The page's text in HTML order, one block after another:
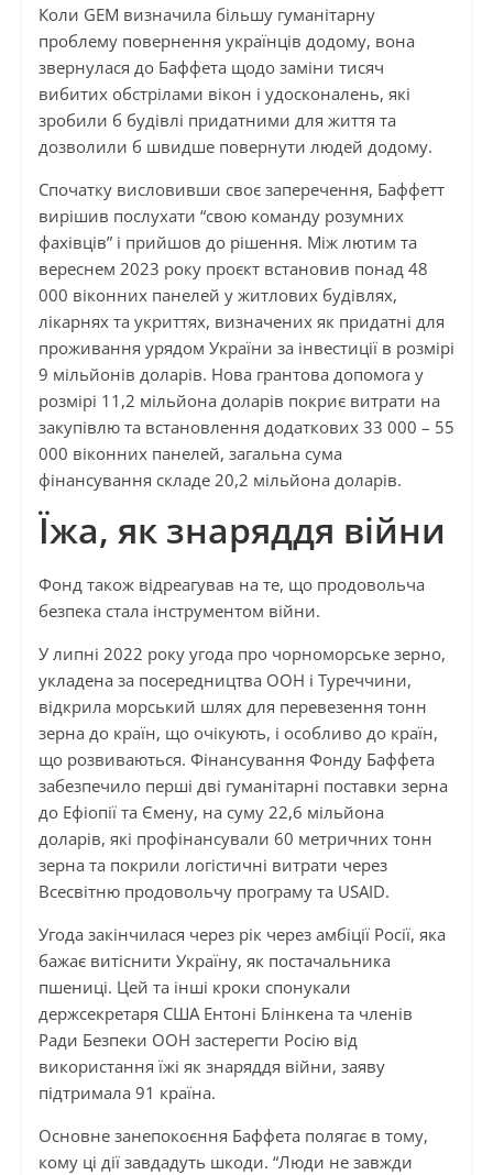
Коли GEM визначила більшу гуманітарну
проблему повернення українців додому, вона
звернулася до Баффета щодо заміни тисяч
вибитих обстрілами вікон і удосконалень, які
зробили б будівлі придатними для життя та
дозволили б швидше повернути людей додому.
Спочатку висловивши своє заперечення, Баффетт
вирішив послухати “свою команду розумних
фахівців” і прийшов до рішення. Між лютим та
вереснем 2023 року проєкт встановив понад 48
000 віконних панелей у житлових будівлях,
лікарнях та укриттях, визначених як придатні для
проживання урядом України за інвестиції в розмірі
9 мільйонів доларів. Нова грантова допомога у
розмірі 11,2 мільйона доларів покриє витрати на
закупівлю та встановлення додаткових 33 000 – 55
000 віконних панелей, загальна сума
фінансування складе 20,2 мільйона доларів.
Їжа, як знаряддя війни
Фонд також відреагував на те, що продовольча
безпека стала інструментом війни.
У липні 2022 року угода про чорноморське зерно,
укладена за посередництва ООН і Туреччини,
відкрила морський шлях для перевезення тонн
зерна до країн, що очікують, і особливо до країн,
що розвиваються. Фінансування Фонду Баффета
забезпечило перші дві гуманітарні поставки зерна
до Ефіопії та Ємену, на суму 22,6 мільйона
доларів, які профінансували 60 метричних тонн
зерна та покрили логістичні витрати через
Всесвітню продовольчу програму та USAID.
Угода закінчилася через рік через амбіції Росії, яка
бажає витіснити Україну, як постачальника
пшениці. Цей та інші кроки спонукали
держсекретаря США Ентоні Блінкена та членів
Ради Безпеки ООН застерегти Росію від
використання їжі як знаряддя війни, заяву
підтримала 91 країна.
Основне занепокоєння Баффета полягає в тому,
кому ці дії завдадуть шкоди. “Люди не завжди